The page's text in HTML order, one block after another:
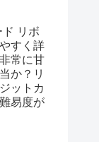
リボ
すく詳
常に甘
か？リ
ットカ
易度が